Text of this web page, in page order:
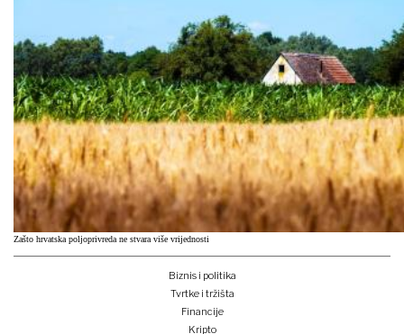
Zašto hrvatska poljoprivreda ne stvara više vrijednosti
Biznis i politika
Tvrtke i tržišta
Financije
Kripto